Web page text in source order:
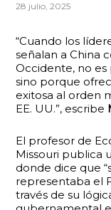
28 julio, 2025
“Cuando los
señalan a China
Occidente, no
sino porque
exitosa al orden
EE. UU.”, escribe
El profesor de
Missouri publica
donde dice que
representaba el
través de su